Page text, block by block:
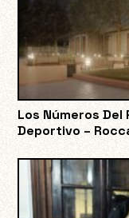
Los Números
Deportivo –